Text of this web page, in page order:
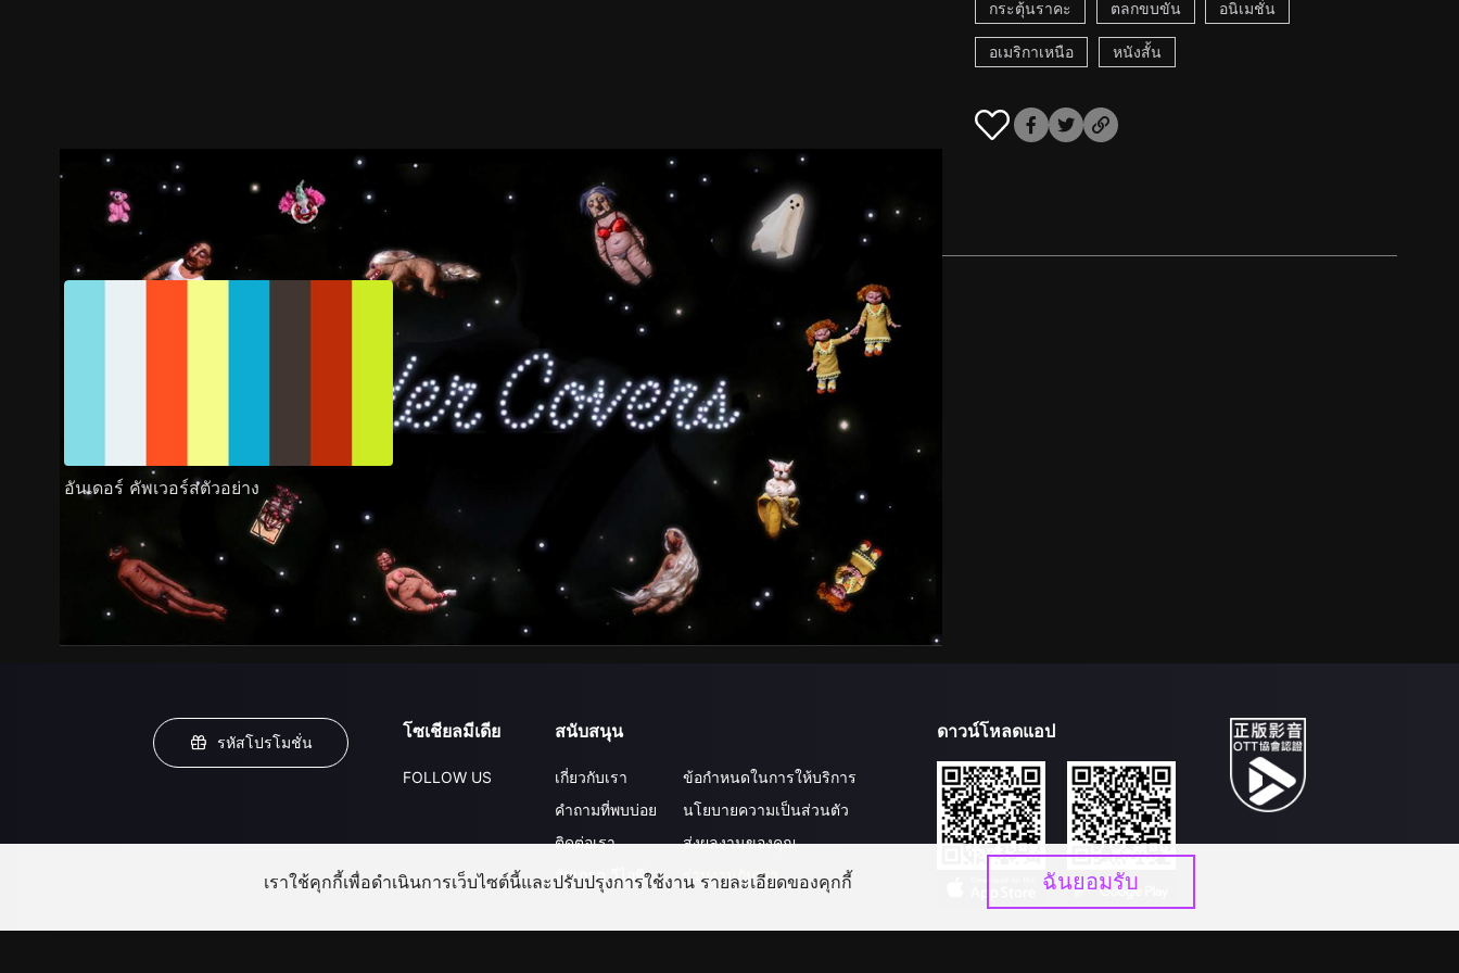
กระตุ้นราคะ ตลกขบขัน อนิเมชั่น
อเมริกาเหนือ หนังสั้น
ตัวอย่าง เนื้อหาที่แนะนำ
อันเดอร์ คัพเวอร์สตัวอย่าง
รหัสโปรโมชั่น
โซเชียลมีเดีย
FOLLOW US
สนับสนุน
เกี่ยวกับเรา
คำถามที่พบบ่อย
ติดต่อเรา
อัปเกรด วีไอพี
ข้อกำหนดในการให้บริการ
นโยบายความเป็นส่วนตัว
ส่งผลงานของคุณ
ร่วมงานกับเรา
ดาวน์โหลดแอป
เราใช้คุกกี้เพื่อดำเนินการเว็บไซต์นี้และปรับปรุงการใช้งาน รายละเอียดของคุกกี้ ฉันยอมรับ